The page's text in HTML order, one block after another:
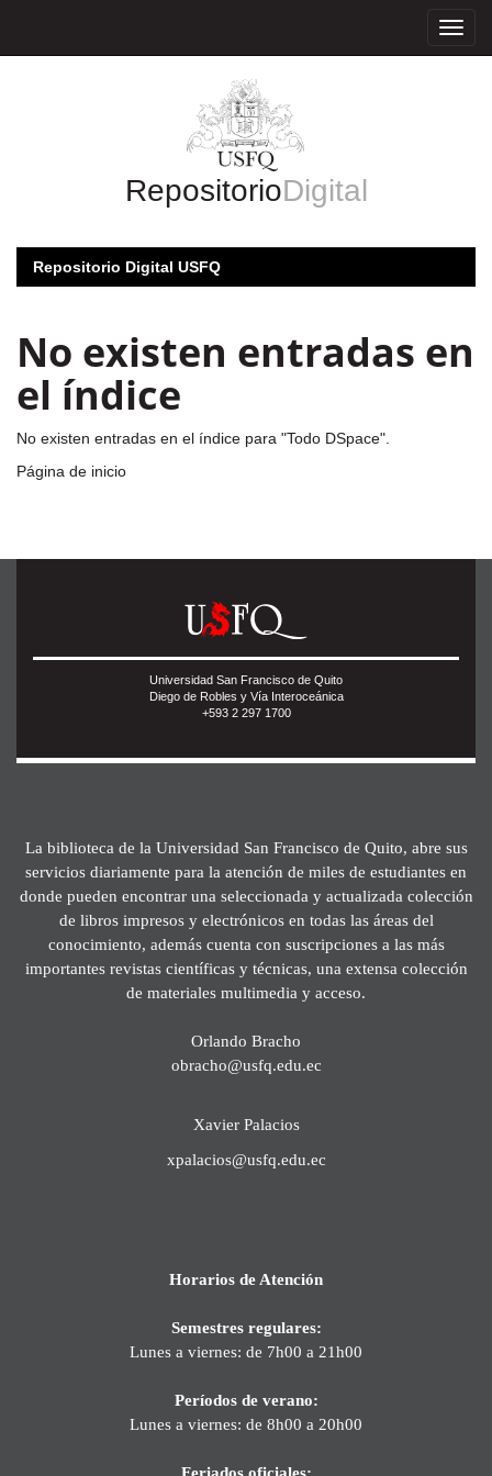
RepositorioDigital
Repositorio Digital USFQ
No existen entradas en
el índice
No existen entradas en el índice para "Todo DSpace".
Página de inicio
Universidad San Francisco de Quito
Diego de Robles y Vía Interoceánica
+593 2 297 1700
La biblioteca de la Universidad San Francisco de Quito, abre sus
servicios diariamente para la atención de miles de estudiantes en
donde pueden encontrar una seleccionada y actualizada colección
de libros impresos y electrónicos en todas las áreas del
conocimiento, además cuenta con suscripciones a las más
importantes revistas científicas y técnicas, una extensa colección
de materiales multimedia y acceso.
Orlando Bracho
obracho@usfq.edu.ec
Xavier Palacios
xpalacios@usfq.edu.ec
Horarios de Atención
Semestres regulares:
Lunes a viernes: de 7h00 a 21h00
Períodos de verano:
Lunes a viernes: de 8h00 a 20h00
Feriados oficiales: